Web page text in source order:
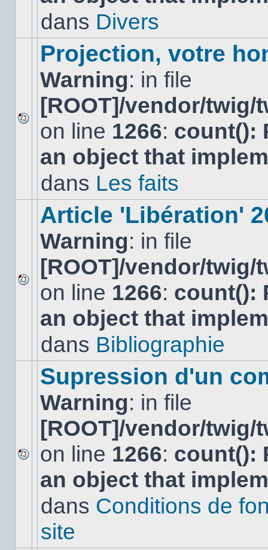
dansdans Divers
Aucun
nouveau
message
non-
dans
Projection, votre
Warning: in file
[ROOT]/vendor/
on line 1266: count():
an object that
dans Les faits
Aucun
nouveau
message
non-
dans
Article 'Libération'
Warning: in file
[ROOT]/vendor/
on line 1266: count():
an object that
dans Bibliographie
Aucun
nouveau
message
sujet.
Supression d'un
Warning: in file
[ROOT]/vendor/
on line 1266: count():
an object that
dans Conditions de
site